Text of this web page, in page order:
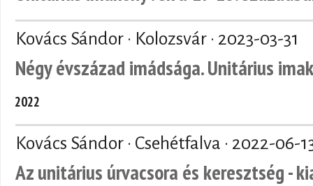
Kovács Sándor · Kolozsvár · 2023-03-31
Négy évszázad imádsága. Unitárius
2022
Kovács Sándor · Csehétfalva · 2022-06-
Az unitárius úrvacsora és keresztség -